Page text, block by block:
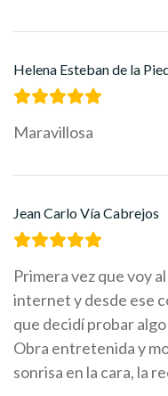
Helena Esteban de la
Maravillosa
Jean Carlo Vía Cabrejos
Primera vez que voy
internet y desde ese
que decidí probar
Obra entretenida y
sonrisa en la cara, la